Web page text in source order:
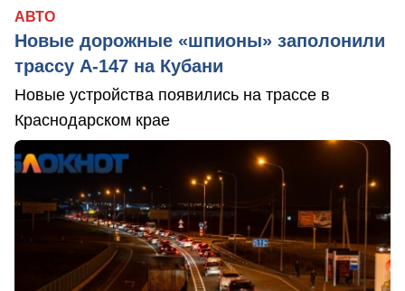
АВТО
Новые дорожные «шпионы» заполонили
трассу А-147 на Кубани
Новые устройства появились на трассе в
Краснодарском крае